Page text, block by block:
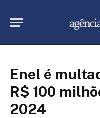
Enel é
R$ 100
2024